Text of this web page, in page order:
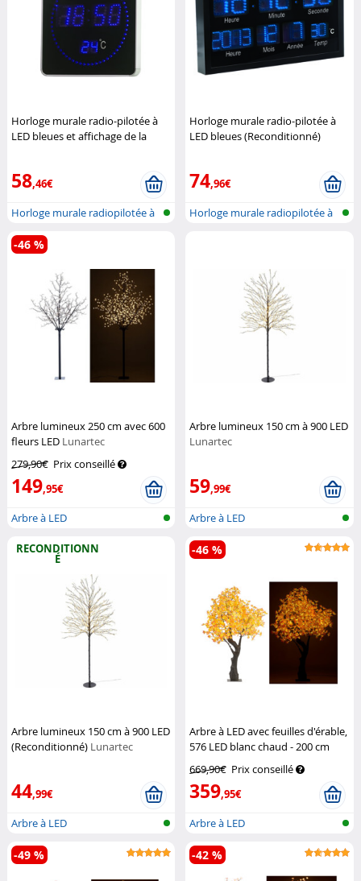
Horloge murale radio-pilotée à
LED bleues et affichage de la
58,46€
Horloge murale radiopilotée à
LED a...
Horloge murale radio-pilotée à
LED bleues (Reconditionné)
74,96€
Horloge murale radiopilotée à
Arbre lumineux 250 cm avec 600
fleurs LED Lunartec
279,90€ Prix conseillé
149,95€
-46 %
Arbre à LED
Arbre lumineux 150 cm à 900 LED
Lunartec
59,99€
Arbre à LED
RECONDITIONN
É
Arbre lumineux 150 cm à 900 LED
(Reconditionné) Lunartec
44,99€
Arbre à LED
Arbre à LED avec feuilles d'érable,
576 LED blanc chaud - 200 cm
669,90€ Prix conseillé
359,95€
-46 %
Arbre à LED
-49 % -42 %